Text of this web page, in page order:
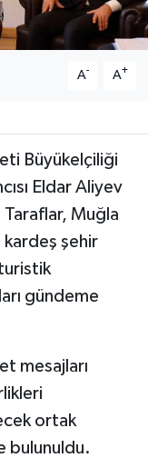
A- A+
Büyükelçiliği
Eldar Aliyev
Muğla
kardeş şehir
gündeme
mesajları
ortak
bulunuldu.